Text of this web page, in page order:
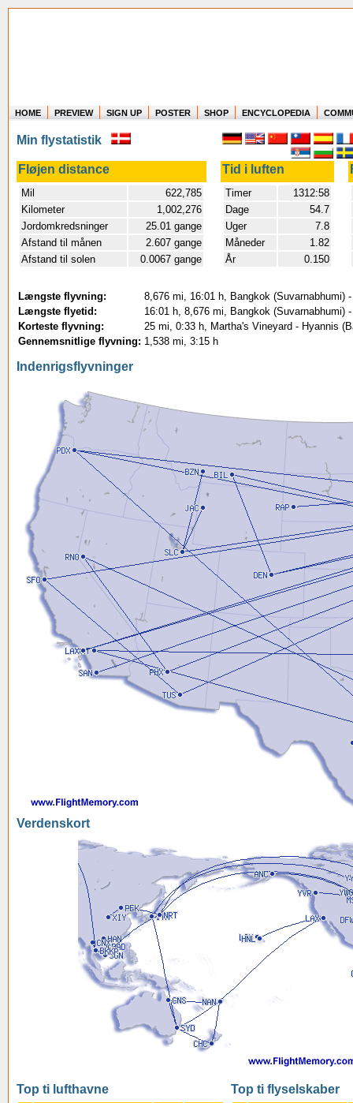
Where in the world have you flown?
How long have you been in the air?
Create your own FlightMemory and see!
HOME PREVIEW SIGN UP POSTER SHOP ENCYCLOPEDIA
Min flystatistik
Fløjen distance Tid i luften
Mil
622,785
Kilometer
1,002,276
Jordomkredsninger
25.01 gange
Afstand til månen
2.607 gange
Afstand til solen
0.0067 gange
Timer
1312:58
Dage
54.7
Uger
7.8
Måneder
1.82
År
0.150
Længste flyvning:
8,676 mi, 16:01 h, Bangkok (Suvarnabhumi)
Længste flyetid:
16:01 h, 8,676 mi, Bangkok (Suvarnabhumi)
Korteste flyvning:
25 mi, 0:33 h, Martha's Vineyard - Hyannis
Gennemsnitlige flyvning: 1,538 mi, 3:15 h
Indenrigsflyvninger
Verdenskort
Top ti lufthavne Top ti flyselskaber